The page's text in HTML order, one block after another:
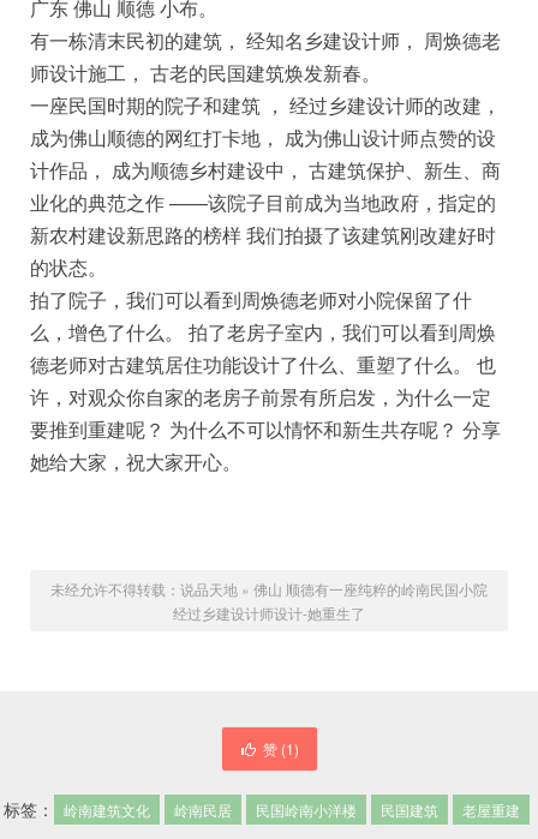
广东 佛山 顺德 小布。
有一栋清末民初的建筑， 经知名乡建设计师， 周焕德老
师设计施工， 古老的民国建筑焕发新春。
一座民国时期的院子和建筑 ， 经过乡建设计师的改建，
成为佛山顺德的网红打卡地， 成为佛山设计师点赞的设
计作品， 成为顺德乡村建设中， 古建筑保护、新生、商
业化的典范之作 ——该院子目前成为当地政府，指定的
新农村建设新思路的榜样 我们拍摄了该建筑刚改建好时
的状态。
拍了院子，我们可以看到周焕德老师对小院保留了什
么，增色了什么。 拍了老房子室内，我们可以看到周焕
德老师对古建筑居住功能设计了什么、重塑了什么。 也
许，对观众你自家的老房子前景有所启发，为什么一定
要推到重建呢？ 为什么不可以情怀和新生共存呢？ 分享
她给大家，祝大家开心。
未经允许不得转载： 说品天地 » 佛山 顺德有一座纯粹的岭南民国小院
经过乡建设计师设计-她重生了
赞 (1)
标签： 岭南建筑文化 岭南民居 民国岭南小洋楼 民国建筑 老屋重建